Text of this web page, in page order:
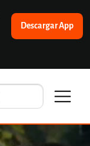
Descargar App